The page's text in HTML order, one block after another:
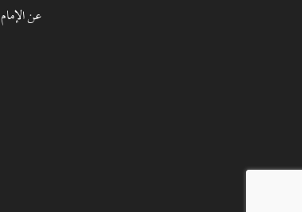
عن الإمام